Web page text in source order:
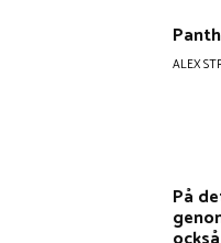
ALEX
På